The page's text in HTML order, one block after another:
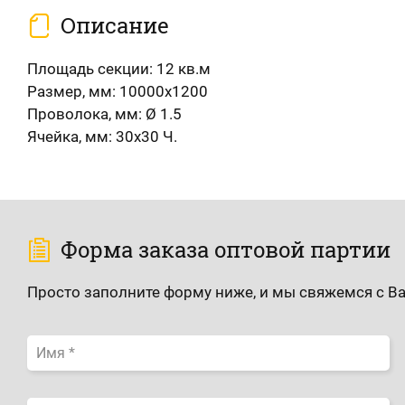
Описание
Площадь секции: 12 кв.м
Размер, мм: 10000x1200
Проволока, мм: Ø 1.5
Ячейка, мм: 30x30 Ч.
Форма заказа оптовой партии
Просто заполните форму ниже, и мы свяжемся с